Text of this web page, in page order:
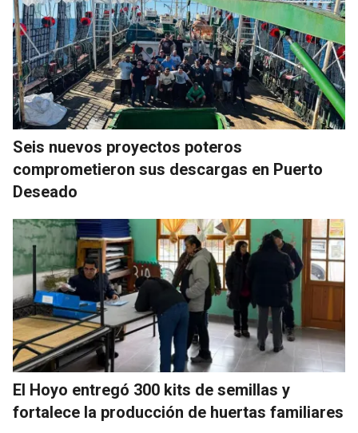
Seis nuevos proyectos poteros
comprometieron sus descargas en Puerto
Deseado
El Hoyo entregó 300 kits de semillas y
fortalece la producción de huertas familiares